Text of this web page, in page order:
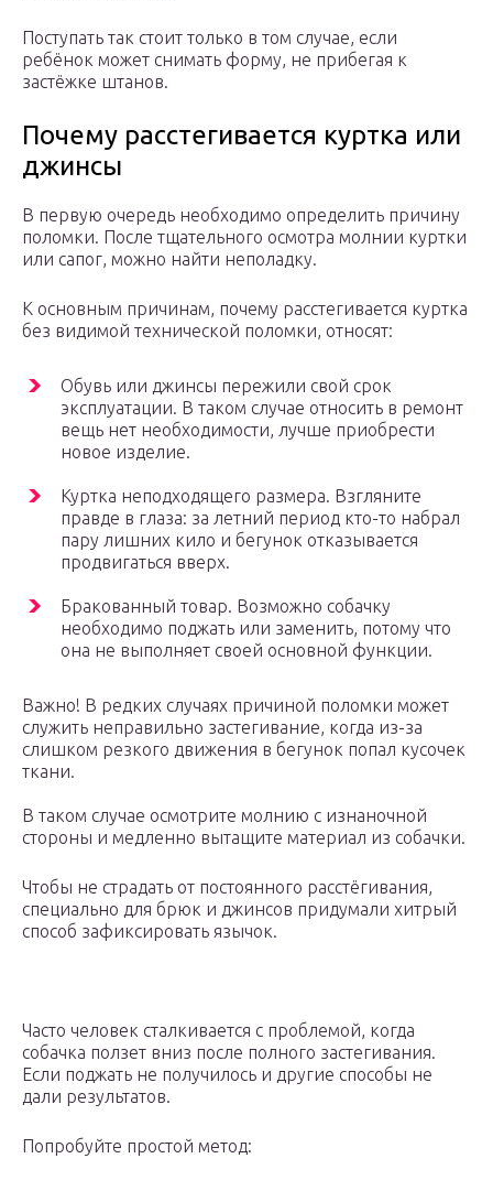
Поступать так стоит только в том случае, если
ребёнок может снимать форму, не прибегая к
застёжке штанов.
Почему расстегивается куртка или
джинсы
В первую очередь необходимо определить причину
поломки. После тщательного осмотра молнии куртки
или сапог, можно найти неполадку.
К основным причинам, почему расстегивается куртка
без видимой технической поломки, относят:
Обувь или джинсы пережили свой срок
эксплуатации. В таком случае относить в ремонт
вещь нет необходимости, лучше приобрести
новое изделие.
Куртка неподходящего размера. Взгляните
правде в глаза: за летний период кто-то набрал
пару лишних кило и бегунок отказывается
продвигаться вверх.
Бракованный товар. Возможно собачку
необходимо поджать или заменить, потому что
она не выполняет своей основной функции.
Важно! В редких случаях причиной поломки может
служить неправильно застегивание, когда из-за
слишком резкого движения в бегунок попал кусочек
ткани.
В таком случае осмотрите молнию с изнаночной
стороны и медленно вытащите материал из собачки.
Чтобы не страдать от постоянного расстёгивания,
специально для брюк и джинсов придумали хитрый
способ зафиксировать язычок.
Часто человек сталкивается с проблемой, когда
собачка ползет вниз после полного застегивания.
Если поджать не получилось и другие способы не
дали результатов.
Попробуйте простой метод: